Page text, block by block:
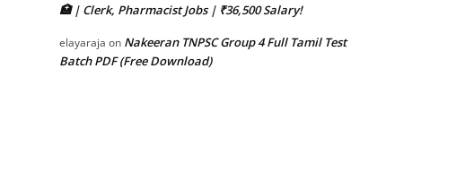
🏥 | Clerk, Pharmacist Jobs | ₹36,500 Salary!
elayaraja on Nakeeran TNPSC Group 4 Full Tamil Test
Batch PDF (Free Download)